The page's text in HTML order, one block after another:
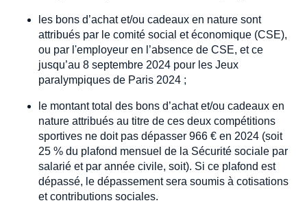
les bons d’achat et/ou cadeaux en nature sont
attribués par le comité social et économique (CSE),
ou par l'employeur en l’absence de CSE, et ce
jusqu’au 8 septembre 2024 pour les Jeux
paralympiques de Paris 2024 ;
le montant total des bons d’achat et/ou cadeaux en
nature attribués au titre de ces deux compétitions
sportives ne doit pas dépasser 966 € en 2024 (soit
25 % du plafond mensuel de la Sécurité sociale par
salarié et par année civile, soit). Si ce plafond est
dépassé, le dépassement sera soumis à cotisations
et contributions sociales.